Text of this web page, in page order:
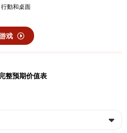
行動和桌面
戏
整预期价值表